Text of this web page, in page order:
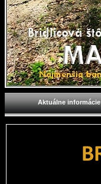
Aktuálne informácie